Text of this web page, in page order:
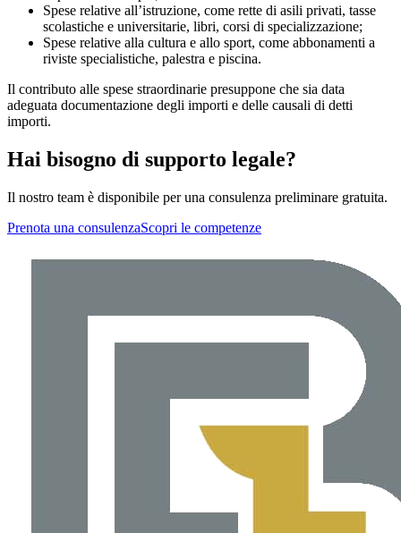
Spese relative all’istruzione, come rette di asili privati, tasse
scolastiche e universitarie, libri, corsi di specializzazione;
Spese relative alla cultura e allo sport, come abbonamenti a
riviste specialistiche, palestra e piscina.
Il contributo alle spese straordinarie presuppone che sia data
adeguata documentazione degli importi e delle causali di detti
importi.
Hai bisogno di supporto legale?
Il nostro team è disponibile per una consulenza preliminare gratuita.
Prenota una consulenzaScopri le competenze